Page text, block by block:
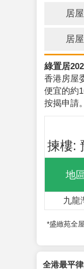
居
居
綠置居
香港房屋
便宜的約
按揭申請
揀樓:
地
九龍
*盛緻苑全
全港最平